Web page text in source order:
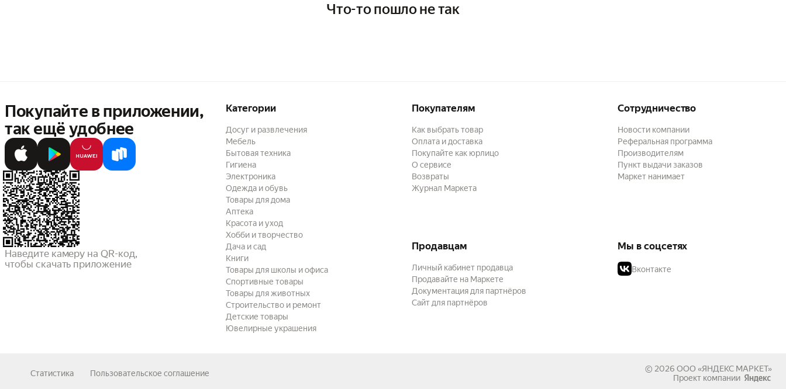
Что-то пошло не так
Покупайте в приложении,
так ещё удобнее
Наведите камеру на QR-код,
чтобы скачать приложение
Категории
Досуг и развлечения
Мебель
Бытовая техника
Гигиена
Электроника
Одежда и обувь
Товары для дома
Аптека
Красота и уход
Хобби и творчество
Дача и сад
Книги
Товары для школы и офиса
Спортивные товары
Товары для животных
Строительство и ремонт
Детские товары
Ювелирные украшения
Покупателям
Как выбрать товар
Оплата и доставка
Покупайте как юрлицо
О сервисе
Возвраты
Журнал Маркета
Сотрудничество
Новости компании
Реферальная программа
Производителям
Пункт выдачи заказов
Маркет нанимает
Продавцам
Личный кабинет продавца
Продавайте на Маркете
Документация для партнёров
Сайт для партнёров
Мы в соцсетях
Вконтакте
Статистика Пользовательское соглашение © 2026 ООО «ЯНДЕКС МАРКЕТ»
Проект компании